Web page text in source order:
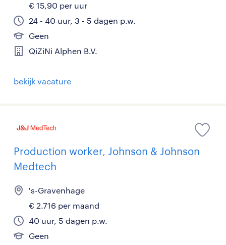
€ 15,90 per uur
24 - 40 uur, 3 - 5 dagen p.w.
Geen
QiZiNi Alphen B.V.
bekijk vacature
Production worker, Johnson & Johnson
Medtech
's-Gravenhage
€ 2.716 per maand
40 uur, 5 dagen p.w.
Geen